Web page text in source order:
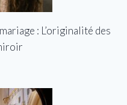
: L’originalité des